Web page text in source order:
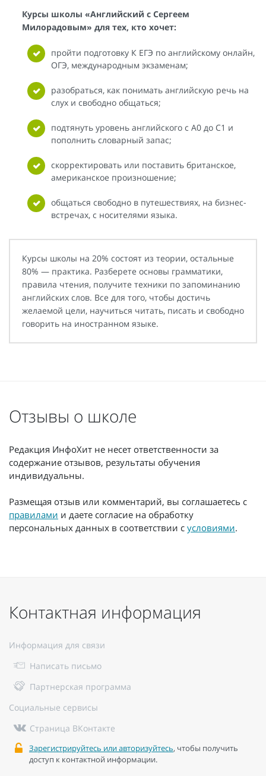
Курсы школы «Английский с Сергеем
Милорадовым» для тех, кто хочет:
пройти подготовку К ЕГЭ по английскому онлайн,
ОГЭ, международным экзаменам;
разобраться, как понимать английскую речь на
слух и свободно общаться;
подтянуть уровень английского с A0 до C1 и
пополнить словарный запас;
скорректировать или поставить британское,
американское произношение;
общаться свободно в путешествиях, на бизнес-
встречах, с носителями языка.
Курсы школы на 20% состоят из теории, остальные
80% — практика. Разберете основы грамматики,
правила чтения, получите техники по запоминанию
английских слов. Все для того, чтобы достичь
желаемой цели, научиться читать, писать и свободно
говорить на иностранном языке.
Отзывы о школе
Редакция ИнфоХит не несет ответственности за
содержание отзывов, результаты обучения
индивидуальны.
Размещая отзыв или комментарий, вы соглашаетесь с
правилами и даете согласие на обработку
персональных данных в соответствии с условиями.
Контактная информация
Информация для связи
Написать письмо
Партнерская программа
Социальные сервисы
Страница ВКонтакте
Зарегистрируйтесь или авторизуйтесь, чтобы получить
доступ к контактной информации.